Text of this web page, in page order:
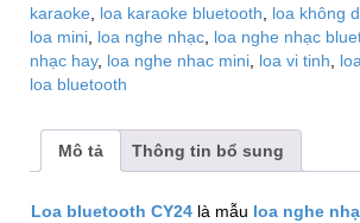
karaoke
loa karaoke bluetooth loa không
loa mini loa nghe nhạc loa nghe nhạc
nhạc hay, loa nghe nhac mini loa vi tinh
loa bluetooth
Mô tả Thông tin bổ sung
Loa bluetooth CY24 là mẫu loa nghe